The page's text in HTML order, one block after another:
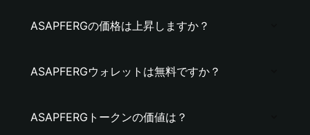
ASAPFERGの価格は上昇しますか？
ASAPFERGウォレットは無料ですか？
ASAPFERGトークンの価値は？